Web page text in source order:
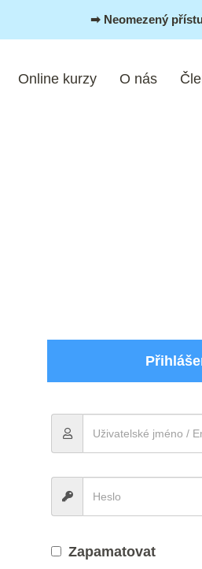
➡︎ Neomezený
Online kurzy O nás
Zapamatovat